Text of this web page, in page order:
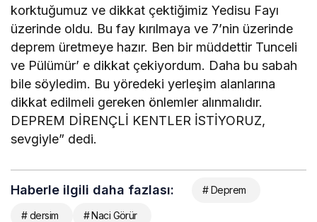
korktuğumuz ve dikkat çektiğimiz Yedisu Fayı
üzerinde oldu. Bu fay kırılmaya ve 7’nin üzerinde
deprem üretmeye hazır. Ben bir müddettir Tunceli
ve Pülümür’ e dikkat çekiyordum. Daha bu sabah
bile söyledim. Bu yöredeki yerleşim alanlarına
dikkat edilmeli gereken önlemler alınmalıdır.
DEPREM DİRENÇLİ KENTLER İSTİYORUZ,
sevgiyle” dedi.
Haberle ilgili daha fazlası: # Deprem
# dersim # Naci Görür